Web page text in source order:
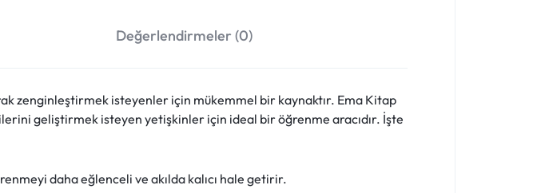
Değerlendirmeler (0)
zenginleştirmek isteyenler için mükemmel bir kaynaktır. Ema Kitap
geliştirmek isteyen yetişkinler için ideal bir öğrenme aracıdır. İşte
daha eğlenceli ve akılda kalıcı hale getirir.